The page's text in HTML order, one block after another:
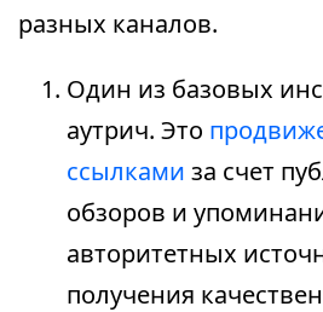
разных каналов.
Один из базовых
аутрич. Это
ссылками за счет
обзоров и
авторитетных
получения